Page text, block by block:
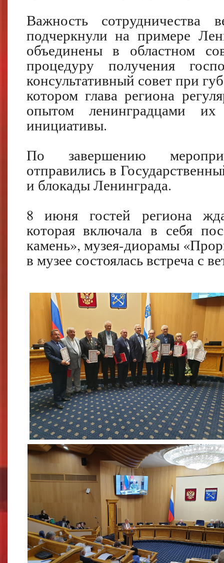
Важность сотрудничества
подчеркнули на примере
объединены в областном
процедуру получения
консультативный совет при
котором глава региона
опытом ленинградцами
инициативы.
По завершению
отправились в
и блокады Ленинграда.
8 июня гостей региона
которая включала в себя
камень», музея-диорамы
в музее состоялась встреча с